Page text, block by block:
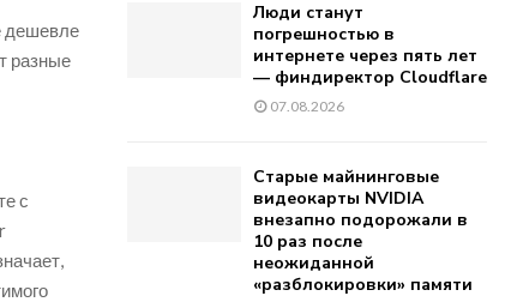
дешевле
разные
с
Люди станут
погрешностью в
интернете через пять лет
— финдиректор Cloudflare
07.08.2026
Старые майнинговые
видеокарты NVIDIA
внезапно подорожали в
10 раз после
неожиданной
«разблокировки» памяти